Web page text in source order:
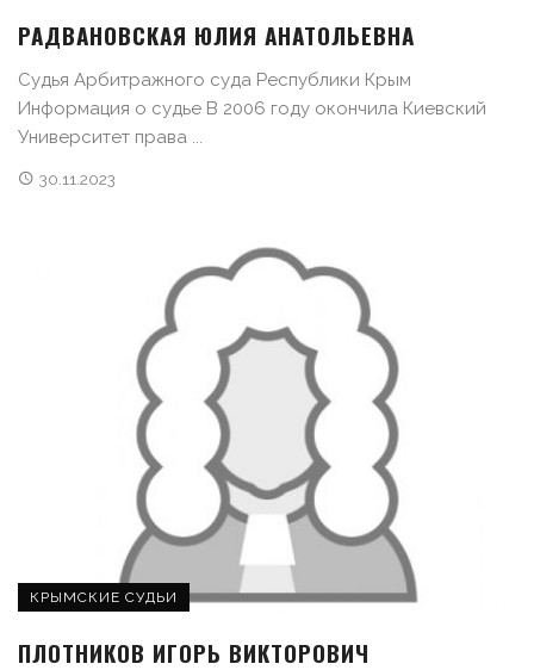
РАДВАНОВСКАЯ ЮЛИЯ АНАТОЛЬЕВНА
Судья Арбитражного суда Республики Крым
Информация о судье В 2006 году окончила Киевский
Университет права ...
30.11.2023
КРЫМСКИЕ СУДЬИ
ПЛОТНИКОВ ИГОРЬ ВИКТОРОВИЧ